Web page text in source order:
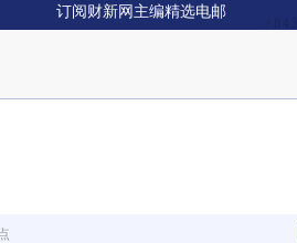
订阅财新网主编精选电邮